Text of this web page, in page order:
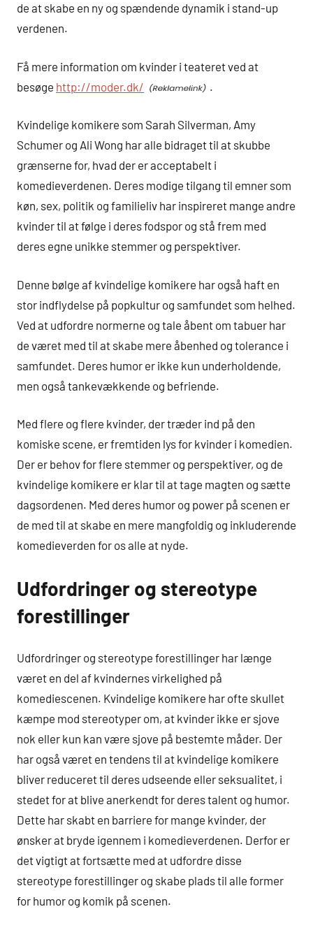
de at skabe en ny og spændende dynamik i stand-up
verdenen.
Få mere information om kvinder i teateret ved at
besøge http://moder.dk/ .
Kvindelige komikere som Sarah Silverman, Amy
Schumer og Ali Wong har alle bidraget til at skubbe
grænserne for, hvad der er acceptabelt i
komedieverdenen. Deres modige tilgang til emner som
køn, sex, politik og familieliv har inspireret mange andre
kvinder til at følge i deres fodspor og stå frem med
deres egne unikke stemmer og perspektiver.
Denne bølge af kvindelige komikere har også haft en
stor indflydelse på popkultur og samfundet som helhed.
Ved at udfordre normerne og tale åbent om tabuer har
de været med til at skabe mere åbenhed og tolerance i
samfundet. Deres humor er ikke kun underholdende,
men også tankevækkende og befriende.
Med flere og flere kvinder, der træder ind på den
komiske scene, er fremtiden lys for kvinder i komedien.
Der er behov for flere stemmer og perspektiver, og de
kvindelige komikere er klar til at tage magten og sætte
dagsordenen. Med deres humor og power på scenen er
de med til at skabe en mere mangfoldig og inkluderende
komedieverden for os alle at nyde.
Udfordringer og stereotype
forestillinger
Udfordringer og stereotype forestillinger har længe
været en del af kvindernes virkelighed på
komediescenen. Kvindelige komikere har ofte skullet
kæmpe mod stereotyper om, at kvinder ikke er sjove
nok eller kun kan være sjove på bestemte måder. Der
har også været en tendens til at kvindelige komikere
bliver reduceret til deres udseende eller seksualitet, i
stedet for at blive anerkendt for deres talent og humor.
Dette har skabt en barriere for mange kvinder, der
ønsker at bryde igennem i komedieverdenen. Derfor er
det vigtigt at fortsætte med at udfordre disse
stereotype forestillinger og skabe plads til alle former
for humor og komik på scenen.